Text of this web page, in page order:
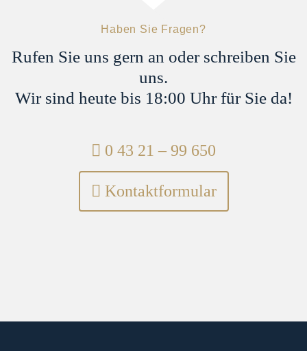
c.hnida@steinbachpartner.de
Haben Sie Fragen?
Rufen Sie uns gern an oder schreiben Sie
uns.
Wir sind heute bis 18:00 Uhr für Sie da!
Telefon:
0 43 21 – 99 650
Kontaktformular